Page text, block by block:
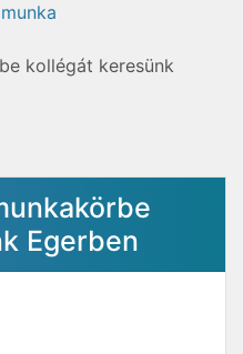
kollégát keresünk
Egerben